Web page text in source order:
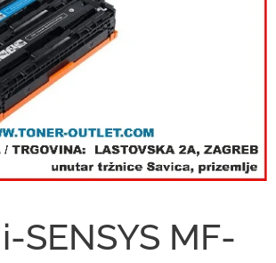
SENSYS MF-